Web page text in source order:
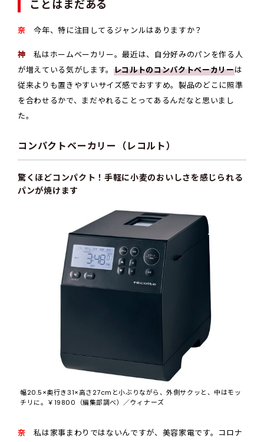
ことはまだある
奈 今年、特に注目してるジャンルはありますか？
神 私はホームベーカリー。最近は、自分好みのパンを作る人
が増えている気がします。 レコルトのコンパクトベーカリーは
従来よりも置きやすいサイズ感でおすすめ。製品のどこに照準
を合わせるかで、まだやれることってあるんだなと思いまし
た。
コンパクトベーカリー（レコルト）
驚くほどコンパクト！手軽に小麦のおいしさを感じられる
パンが焼けます
幅20.5×奥行き31×高さ27cmと小ぶりながら、外側サクッと、中はモッ
チリに。￥19800（編集部調べ）／ウィナーズ
奈 私は家事まわりではないんですが、美容家電です。コロナ